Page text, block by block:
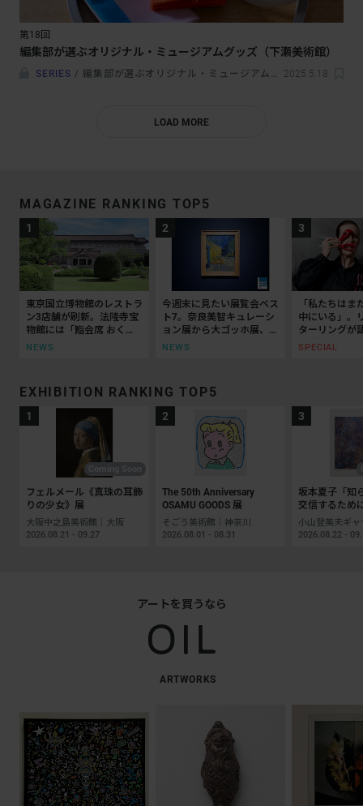
第18回
編集部が選ぶオリジナル・ミュージアムグッズ（下瀬美術館）
SERIES / 編集部が選ぶオリジナル・ミュージアムグッズ 2025.5.18
LOAD MORE
MAGAZINE RANKING TOP5
東京国立博物館のレストラ
ン3店舗が刷新。法隆寺宝
物館には「鮨会席 おく
乃」がオープン
NEWS
今週末に見たい展覧会ベス
ト7。奈良美智キュレーシ
ョン展から大ゴッホ展、ボ
ッティチェリまで
NEWS
「私たちはま
中にいる」。
ターリングが
抵抗の50年
SPECIAL
EXHIBITION RANKING TOP5
フェルメール《真珠の耳飾
りの少女》展
大阪中之島美術館｜大阪
2026.08.21 - 09.27
The 50th Anniversary
OSAMU GOODS 展
そごう美術館｜神奈川
2026.08.01 - 08.31
坂本夏子「知
交信するため
2026.08.22 -
アートを買うなら
ARTWORKS